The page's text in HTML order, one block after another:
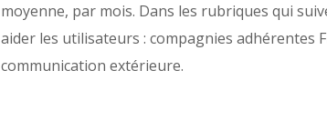
moyenne, par mois. Dans les rubriques qui
aider les utilisateurs : compagnies adhérentes
communication extérieure.